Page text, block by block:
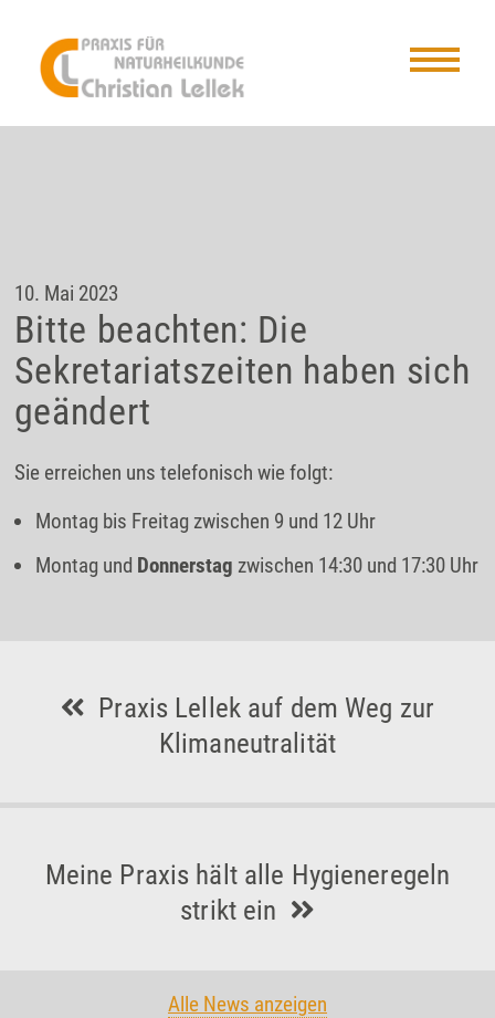
10. Mai 2023
Bitte beachten: Die
Sekretariatszeiten haben sich
geändert
Sie erreichen uns telefonisch wie folgt:
Montag bis Freitag zwischen 9 und 12 Uhr
Montag und Donnerstag zwischen 14:30 und 17:30 Uhr
Praxis Lellek auf dem Weg zur
Klimaneutralität
Meine Praxis hält alle Hygieneregeln
strikt ein
Alle News anzeigen